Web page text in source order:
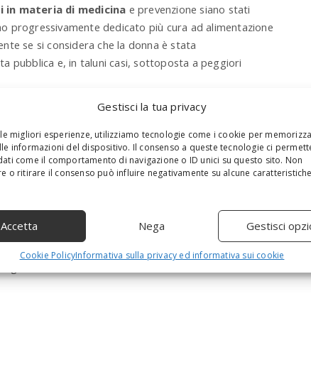
Gestisci la tua privacy
migliori esperienze, utilizziamo tecnologie come i cookie per
informazioni del dispositivo. Il consenso a queste tecnologie ci
come il comportamento di navigazione o ID unici su questo sito. Non
o ritirare il consenso può influire negativamente su alcune
Accetta Nega Gestisci
Cookie PolicyInformativa sulla privacy ed informativa sui cookie
in materia di medicina e prevenzione siano stati
progressivamente dedicato più cura ad alimentazione
se si considera che la donna è stata
pubblica e, in taluni casi, sottoposta a peggiori
riguardano soprattutto unacausa di morte
diffusa presso gli uomini a quei tempi.
da questo studio?
dedicati all’i
incidano maggiormente sugli uomini e per le quali il
. Si tratta solo di una teoria che, seppur
attendere gli studi della scienza a tale proposito
a
r
c
h
h
e